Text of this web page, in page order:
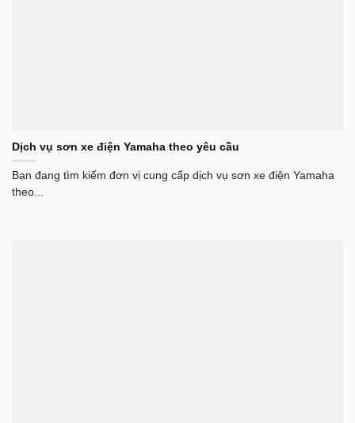
Dịch vụ sơn xe điện Yamaha theo yêu cầu
Bạn đang tìm kiếm đơn vị cung cấp dịch vụ sơn xe điện Yamaha
theo...